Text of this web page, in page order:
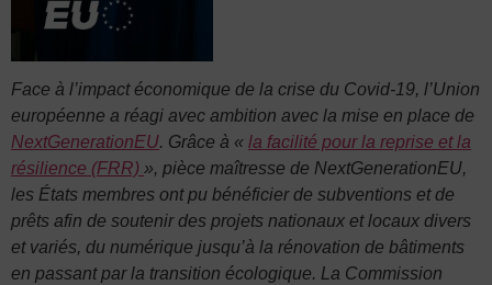
Face à l’impact économique de la crise du Covid-19, l’Union
européenne a réagi avec ambition avec la mise en place de
NextGenerationEU. Grâce à « la facilité pour la reprise et la
résilience (FRR) », pièce maîtresse de NextGenerationEU,
les États membres ont pu bénéficier de subventions et de
prêts afin de soutenir des projets nationaux et locaux divers
et variés, du numérique jusqu’à la rénovation de bâtiments
en passant par la transition écologique. La Commission